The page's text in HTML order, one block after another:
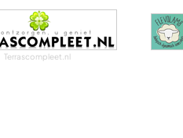
Terrascompleet.nl